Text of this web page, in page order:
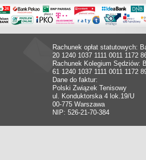
Rachunek opłat statutowych:
20 1240 1037 1111 0011 1172
Rachunek Kolegium Sędziów:
61 1240 1037 1111 0011 1172
Dane do faktur:
Polski Związek Tenisowy
ul. Konduktorska 4 lok.19/U
00-775 Warszawa
NIP: 526-21-70-384